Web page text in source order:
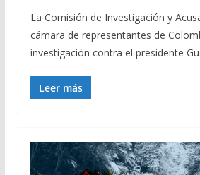
La Comisión de Investigación y
cámara de representantes de
investigación contra el presidente
Leer más